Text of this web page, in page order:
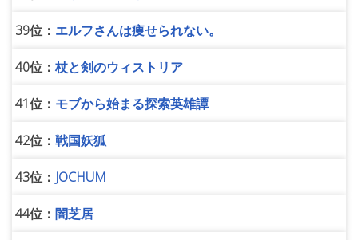
39位： エルフさんは痩せられない。
40位： 杖と剣のウィストリア
41位： モブから始まる探索英雄譚
42位： 戦国妖狐
43位： JOCHUM
44位： 闇芝居